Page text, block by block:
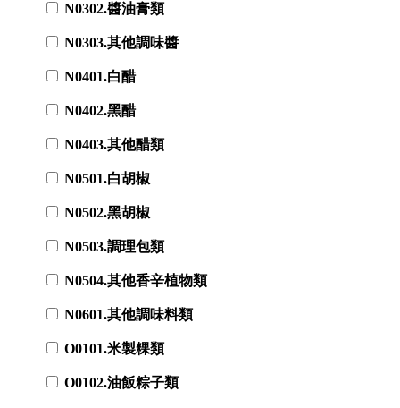
N0302.醬油膏類
N0303.其他調味醬
N0401.白醋
N0402.黑醋
N0403.其他醋類
N0501.白胡椒
N0502.黑胡椒
N0503.調理包類
N0504.其他香辛植物類
N0601.其他調味料類
O0101.米製粿類
O0102.油飯粽子類